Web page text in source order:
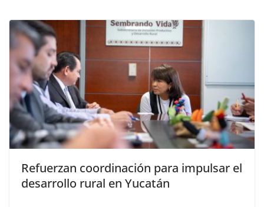
Refuerzan coordinación para impulsar el
desarrollo rural en Yucatán